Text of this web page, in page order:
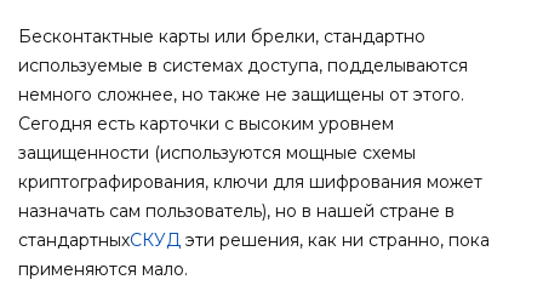
Бесконтактные карты или брелки, стандартно
используемые в системах доступа, подделываются
немного сложнее, но также не защищены от этого.
Сегодня есть карточки с высоким уровнем
защищенности (используются мощные схемы
криптографирования, ключи для шифрования может
назначать сам пользователь), но в нашей стране в
стандартныхСКУД эти решения, как ни странно, пока
применяются мало.